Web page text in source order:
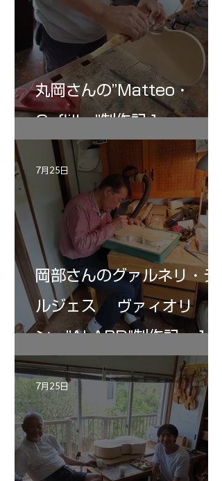
丸岡さんの”Matteo・
Gofliller”制作記１
岡部さんのグァルネリ・デ
ルジェス ヴァィオリ
ン ”ALARD"制作記 １2
7月25日
7月25日